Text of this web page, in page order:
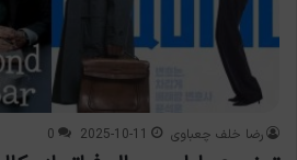
رضا خلف چعباوی 2025-10-11
0